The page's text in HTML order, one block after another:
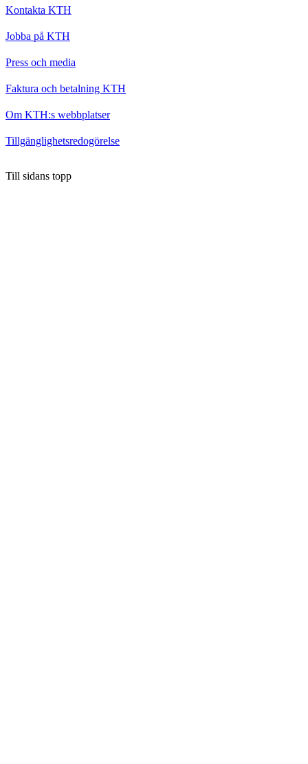
Kontakta KTH
Jobba på KTH
Press och media
Faktura och betalning KTH
Om KTH:s webbplatser
Tillgänglighetsredogörelse
Till sidans topp